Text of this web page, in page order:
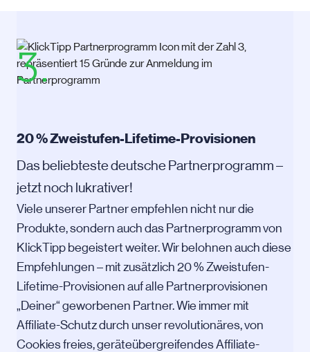
3.
20 % Zweistufen-Lifetime-Provisionen
Das beliebteste deutsche Partnerprogramm –
jetzt noch lukrativer!
Viele unserer Partner empfehlen nicht nur die
Produkte, sondern auch das Partnerprogramm von
KlickTipp begeistert weiter. Wir belohnen auch diese
Empfehlungen – mit zusätzlich 20 % Zweistufen-
Lifetime-Provisionen auf alle Partnerprovisionen
„Deiner“ geworbenen Partner. Wie immer mit
Affiliate-Schutz durch unser revolutionäres, von
Cookies freies, geräteübergreifendes Affiliate-